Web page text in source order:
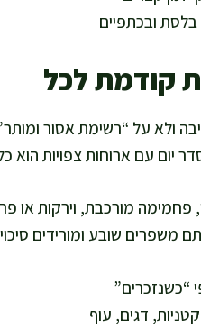
ובכתפיים
קודמת לכל
ולא על “רשימת אסור
יום עם ארוחות צפויות הוא
מורכבת, וירקות או
משפרים שובע ומורידים
“כשנזכרים”
דגים, עוף